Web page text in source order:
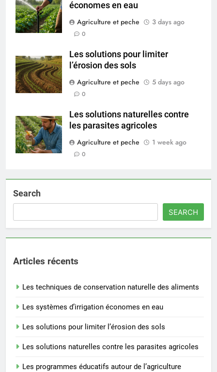
économes en eau
Agriculture et peche
3 days ago
0
Les solutions pour limiter
l’érosion des sols
Agriculture et peche
5 days ago
0
Les solutions naturelles contre
les parasites agricoles
Agriculture et peche
1 week ago
0
Search
SEARCH
Articles récents
Les techniques de conservation naturelle des aliments
Les systèmes d’irrigation économes en eau
Les solutions pour limiter l’érosion des sols
Les solutions naturelles contre les parasites agricoles
Les programmes éducatifs autour de l’agriculture